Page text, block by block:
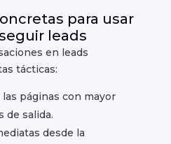
para usar
leads
en leads
tácticas:
páginas con mayor
de salida.
desde la